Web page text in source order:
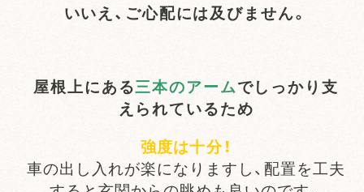
いいえ、ご心配には及びません。
屋根上にある三本のアームでしっかり支
えられているため
強度は十分！
車の出し入れが楽になりますし、配置を工夫